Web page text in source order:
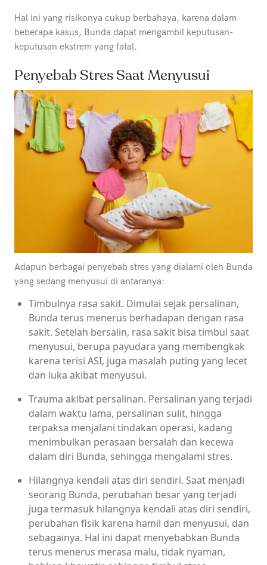
Hal ini yang risikonya cukup berbahaya, karena dalam
beberapa kasus, Bunda dapat mengambil keputusan-
keputusan ekstrem yang fatal.
Penyebab Stres Saat Menyusui
Adapun berbagai penyebab stres yang dialami oleh Bunda
yang sedang menyusui di antaranya:
Timbulnya rasa sakit. Dimulai sejak persalinan,
Bunda terus menerus berhadapan dengan rasa
sakit. Setelah bersalin, rasa sakit bisa timbul saat
menyusui, berupa payudara yang membengkak
karena terisi ASI, juga masalah puting yang lecet
dan luka akibat menyusui.
Trauma akibat persalinan. Persalinan yang terjadi
dalam waktu lama, persalinan sulit, hingga
terpaksa menjalani tindakan operasi, kadang
menimbulkan perasaan bersalah dan kecewa
dalam diri Bunda, sehingga mengalami stres.
Hilangnya kendali atas diri sendiri. Saat menjadi
seorang Bunda, perubahan besar yang terjadi
juga termasuk hilangnya kendali atas diri sendiri,
perubahan fisik karena hamil dan menyusui, dan
sebagainya. Hal ini dapat menyebabkan Bunda
terus menerus merasa malu, tidak nyaman,